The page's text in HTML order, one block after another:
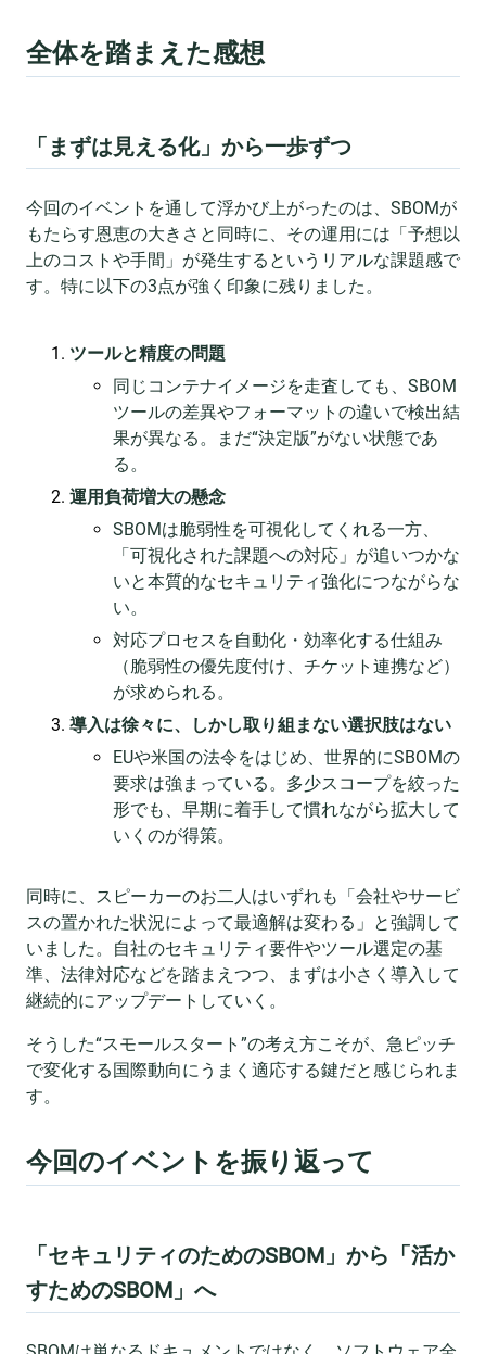
全体を踏まえた感想
「まずは見える化」から一歩ずつ
今回のイベントを通して浮かび上がったのは、SBOMが
もたらす恩恵の大きさと同時に、その運用には「予想以
上のコストや手間」が発生するというリアルな課題感で
す。特に以下の3点が強く印象に残りました。
ツールと精度の問題
同じコンテナイメージを走査しても、SBOM
ツールの差異やフォーマットの違いで検出結
果が異なる。まだ“決定版”がない状態であ
る。
運用負荷増大の懸念
SBOMは脆弱性を可視化してくれる一方、
「可視化された課題への対応」が追いつかな
いと本質的なセキュリティ強化につながらな
い。
対応プロセスを自動化・効率化する仕組み
（脆弱性の優先度付け、チケット連携など）
が求められる。
導入は徐々に、しかし取り組まない選択肢はない
EUや米国の法令をはじめ、世界的にSBOMの
要求は強まっている。多少スコープを絞った
形でも、早期に着手して慣れながら拡大して
いくのが得策。
同時に、スピーカーのお二人はいずれも「会社やサービ
スの置かれた状況によって最適解は変わる」と強調して
いました。自社のセキュリティ要件やツール選定の基
準、法律対応などを踏まえつつ、まずは小さく導入して
継続的にアップデートしていく。
そうした“スモールスタート”の考え方こそが、急ピッチ
で変化する国際動向にうまく適応する鍵だと感じられま
す。
今回のイベントを振り返って
「セキュリティのためのSBOM」から「活か
すためのSBOM」へ